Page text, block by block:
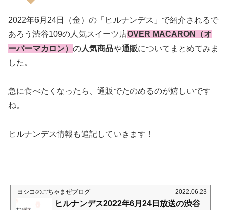
2022年6月24日（金）の「ヒルナンデス」で紹介されるで
あろう渋谷109の人気スイーツ店OVER MACARON（オ
ーバーマカロン） の人気商品や通販についてまとめてみま
した。
急に食べたくなったら、通販でたのめるのが嬉しいです
ね。
ヒルナンデス情報も追記していきます！
ヨシコのごちゃまぜブログ 2022.06.23
ヒルナンデス2022年6月24日放送の渋谷